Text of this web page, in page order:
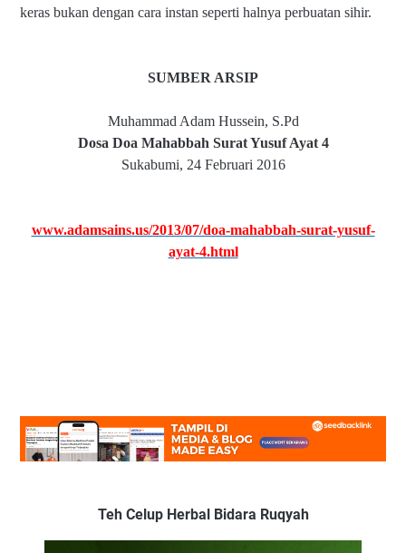
keras bukan dengan cara instan seperti halnya perbuatan sihir.
SUMBER ARSIP
Muhammad Adam Hussein, S.Pd
Dosa Doa Mahabbah Surat Yusuf Ayat 4
Sukabumi, 24 Februari 2016
www.adamsains.us/2013/07/doa-mahabbah-surat-yusuf-
ayat-4.html
Teh Celup Herbal Bidara Ruqyah